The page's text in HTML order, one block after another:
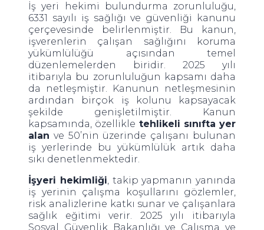
İş yeri hekimi bulundurma zorunluluğu,
6331 sayılı iş sağlığı ve güvenliği kanunu
çerçevesinde belirlenmiştir. Bu kanun,
işverenlerin çalışan sağlığını koruma
yükümlülüğü açısından temel
düzenlemelerden biridir. 2025 yılı
itibarıyla bu zorunluluğun kapsamı daha
da netleşmiştir. Kanunun netleşmesinin
ardından birçok iş kolunu kapsayacak
şekilde genişletilmiştir. Kanun
kapsamında, özellikle tehlikeli sınıfta yer
alan ve 50’nin üzerinde çalışanı bulunan
iş yerlerinde bu yükümlülük artık daha
sıkı denetlenmektedir.
İşyeri hekimliği, takip yapmanın yanında
iş yerinin çalışma koşullarını gözlemler,
risk analizlerine katkı sunar ve çalışanlara
sağlık eğitimi verir. 2025 yılı itibarıyla
Sosyal Güvenlik Bakanlığı ve Çalışma ve